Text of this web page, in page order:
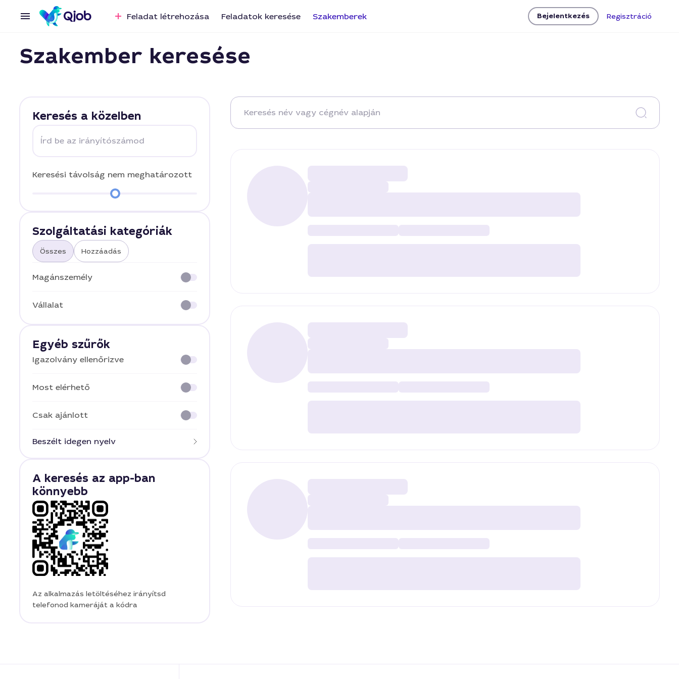
Feladat létrehozása Feladatok keresése Szakemberek Bejelentkezés Regisztráció
Szakember keresése
Keresés a közelben
Írd be az irányítószámod
Keresési távolság nem meghatározott
Szolgáltatási kategóriák
Összes Hozzáadás
Magánszemély
Vállalat
Egyéb szűrők
Igazolvány ellenőrizve
Most elérhető
Csak ajánlott
Beszélt idegen nyelv
A keresés az app-ban
könnyebb
Az alkalmazás letöltéséhez irányítsd
telefonod kameráját a kódra